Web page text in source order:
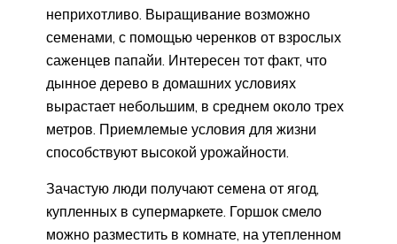
неприхотливо. Выращивание возможно
семенами, с помощью черенков от взрослых
саженцев папайи. Интересен тот факт, что
дынное дерево в домашних условиях
вырастает небольшим, в среднем около трех
метров. Приемлемые условия для жизни
способствуют высокой урожайности.
Зачастую люди получают семена от ягод,
купленных в супермаркете. Горшок смело
можно разместить в комнате, на утепленном